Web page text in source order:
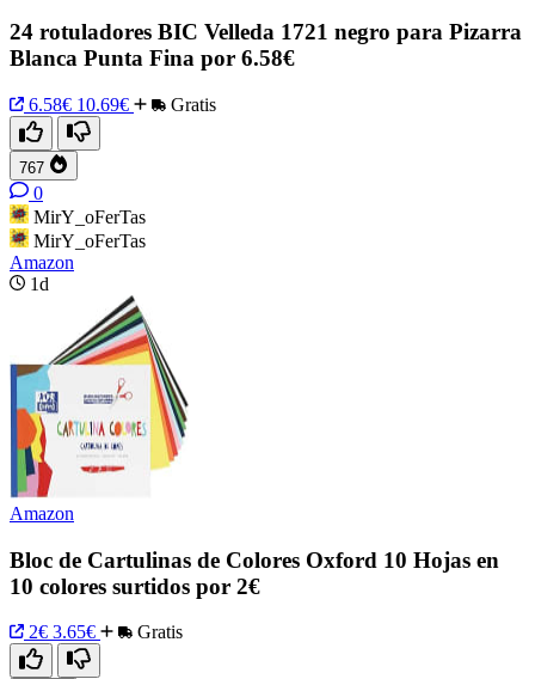
24 rotuladores BIC Velleda 1721 negro para Pizarra
Blanca Punta Fina por 6.58€
6.58€ 10.69€ Gratis
767
0
MirY_oFerTas
MirY_oFerTas
Amazon
1d
Amazon
Bloc de Cartulinas de Colores Oxford 10 Hojas en
10 colores surtidos por 2€
2€ 3.65€ Gratis